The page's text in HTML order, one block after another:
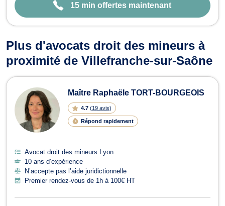
15 min offertes maintenant
Plus d'avocats droit des mineurs à
proximité de Villefranche-sur-Saône
Maître Raphaële TORT-BOURGEOIS
4.7 (19 avis)
Répond rapidement
Avocat droit des mineurs Lyon
10 ans d’expérience
N’accepte pas l’aide juridictionnelle
Premier rendez-vous de 1h à 100€ HT